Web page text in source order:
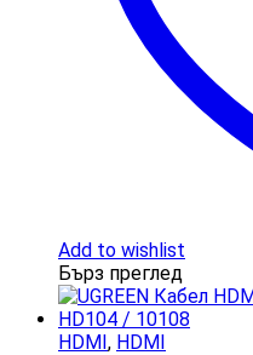
Add to wishlist
Бърз преглед
HDMI, HDMI